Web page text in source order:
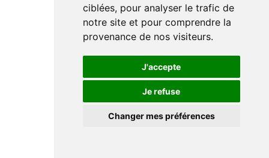
ciblées, pour analyser le trafic de
notre site et pour comprendre la
provenance de nos visiteurs.
J'accepte
Je refuse
Changer mes préférences